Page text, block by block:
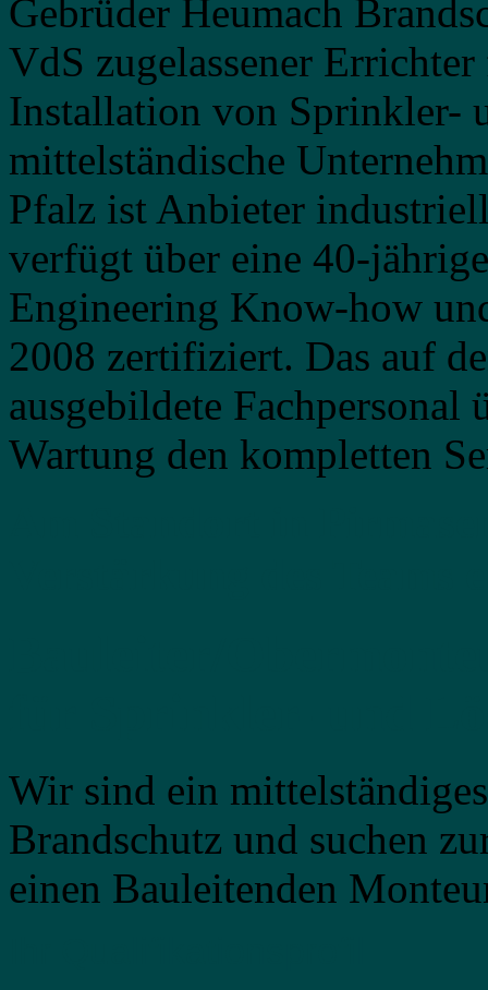
Gebrüder Heumach
VdS zugelassener
Installation von Sprinkler-
mittelständische
Pfalz ist Anbieter
verfügt über eine 40-
Engineering Know-how
2008 zertifiziert. Das auf
ausgebildete
Wartung den kompletten
Wir sind ein
Brandschutz und suchen
einen Bauleitenden